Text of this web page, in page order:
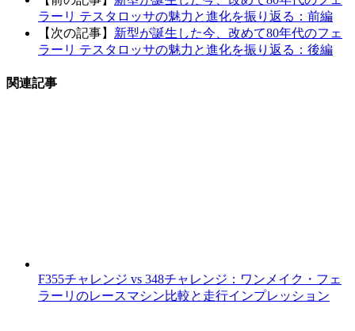
ラーリ テスタロッサの魅力と進化を振り返る：前編
【次の記事】 新型が誕生した今、改めて80年代のフェ
ラーリ テスタロッサの魅力と進化を振り返る：後編
関連記事
F355チャレンジ vs 348チャレンジ：ワンメイク・フェ
ラーリのレースマシン比較と走行インプレッション